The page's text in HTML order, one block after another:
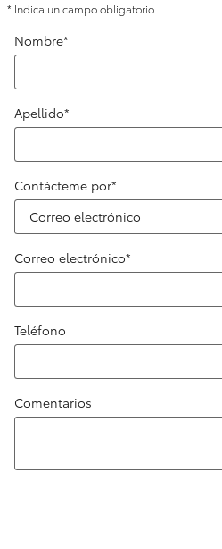
* Indica un campo obligatorio
Nombre*
Apellido*
Contácteme por*
Correo electrónico*
Teléfono
Comentarios